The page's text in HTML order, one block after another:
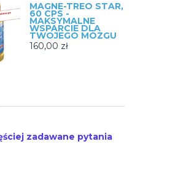
MAGNE-TREO STAR,
60 CPS -
MAKSYMALNE
WSPARCIE DLA
TWOJEGO MÓZGU
160,00 zł
zadawane pytania